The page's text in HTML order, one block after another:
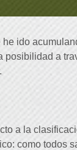
ido
posibilidad a
a la
como todos